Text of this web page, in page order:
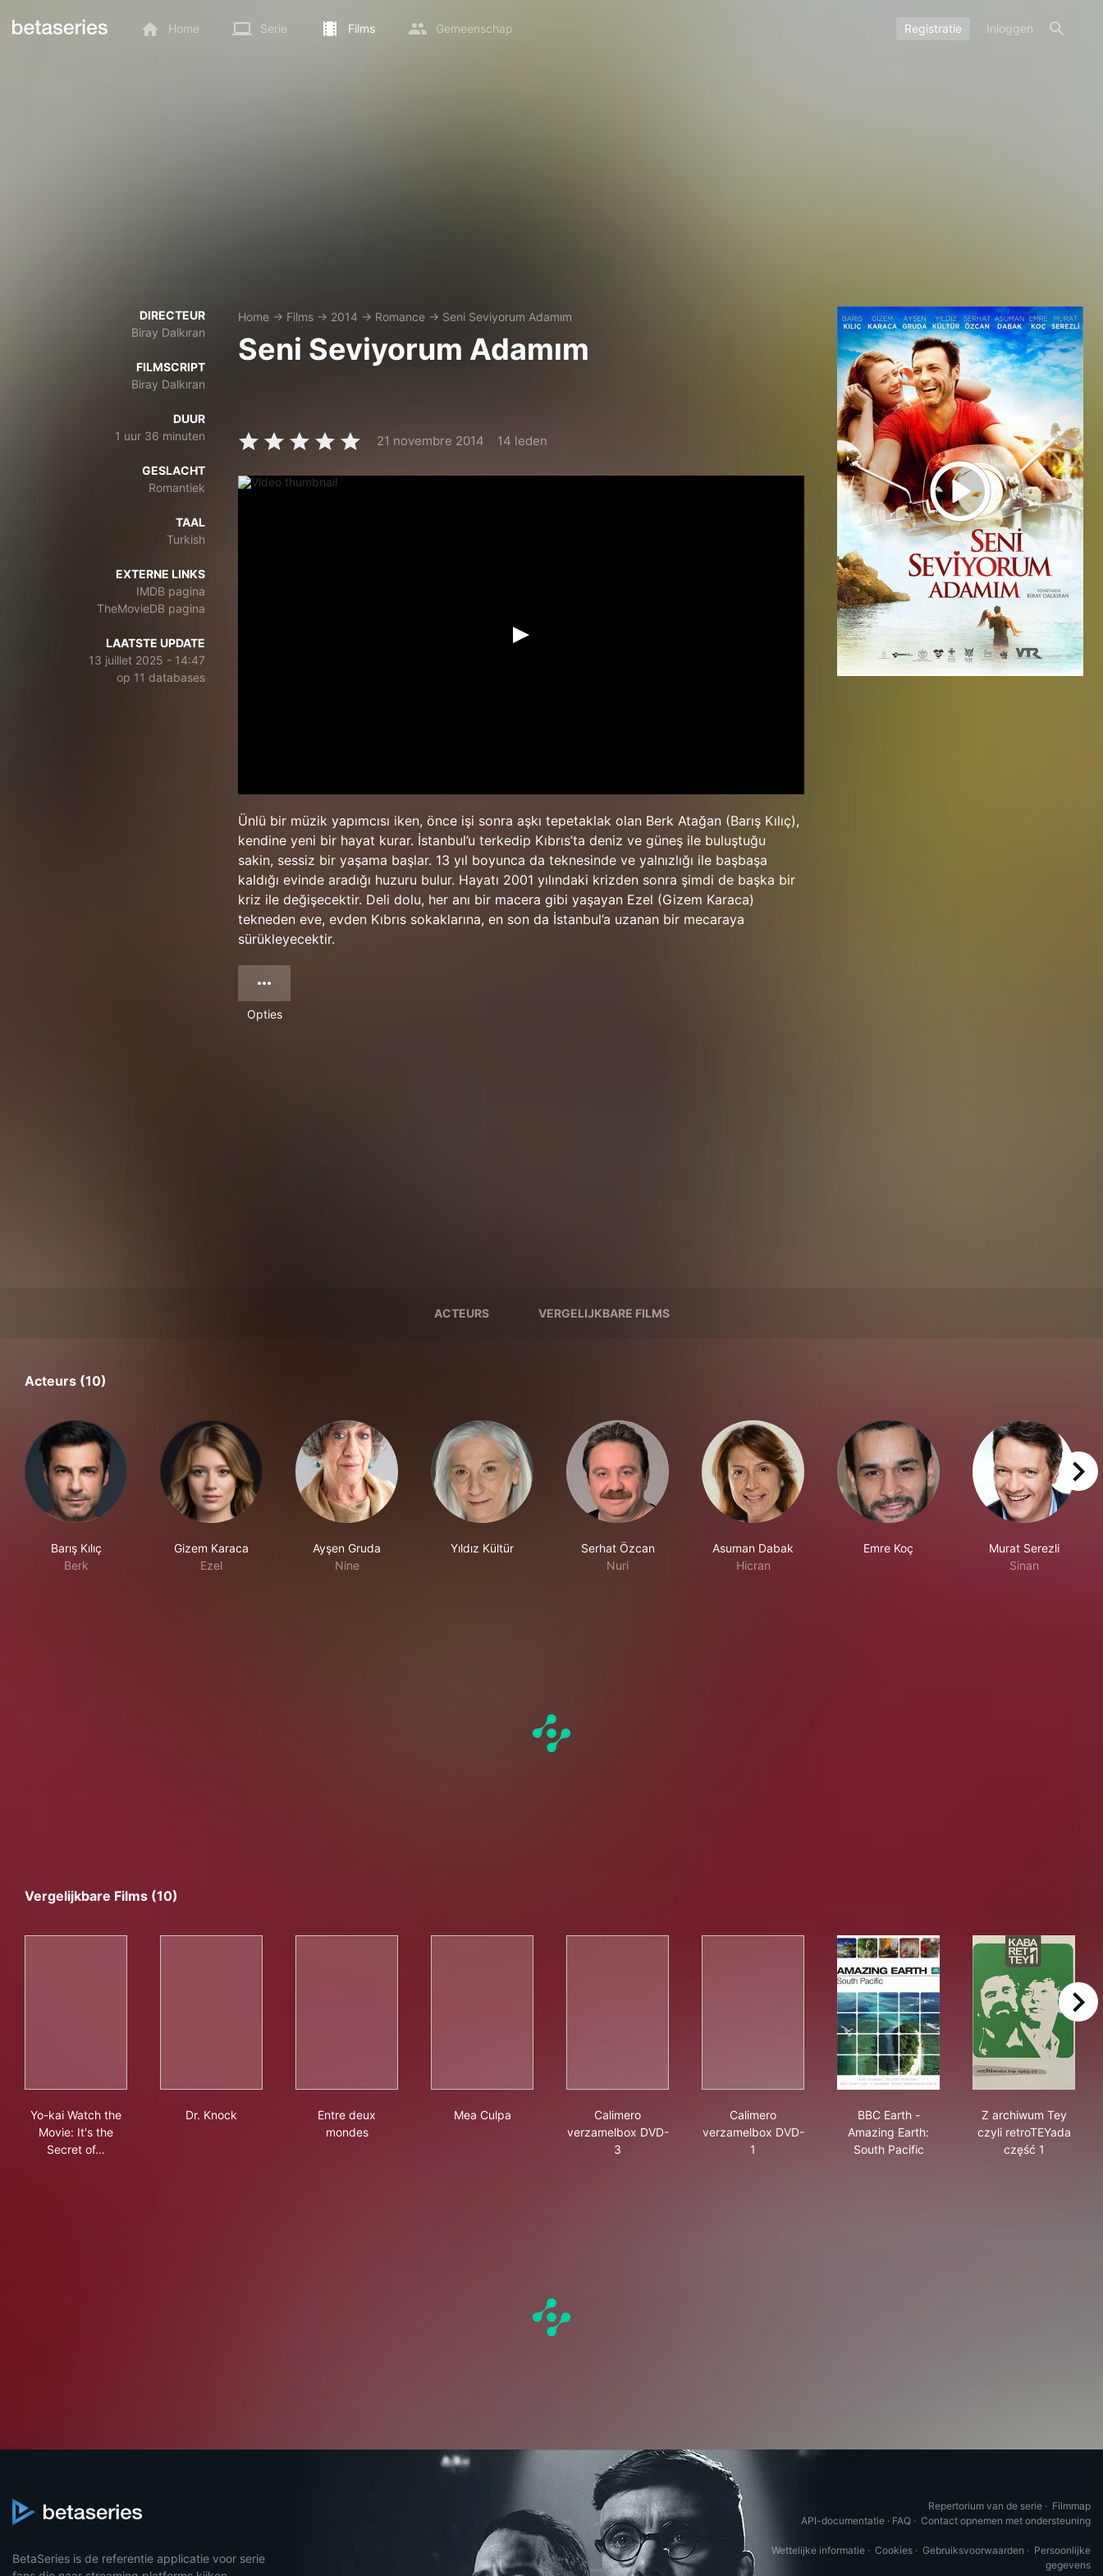
Home Serie Films Gemeenschap Registratie Inloggen
DIRECTEUR
Biray Dalkıran
FILMSCRIPT
Biray Dalkıran
DUUR
1 uur 36 minuten
GESLACHT
Romantiek
TAAL
Turkish
EXTERNE LINKS
IMDB pagina
TheMovieDB pagina
LAATSTE UPDATE
13 juillet 2025 - 14:47
op 11 databases
Home → Films → 2014 → Romance → Seni Seviyorum Adamım
Seni Seviyorum Adamım
21 novembre 2014 14 leden
Ünlü bir müzik yapımcısı iken, önce işi sonra aşkı tepetaklak olan Berk Atağan (Barış Kılıç),
kendine yeni bir hayat kurar. İstanbul’u terkedip Kıbrıs’ta deniz ve güneş ile buluştuğu
sakin, sessiz bir yaşama başlar. 13 yıl boyunca da teknesinde ve yalnızlığı ile başbaşa
kaldığı evinde aradığı huzuru bulur. Hayatı 2001 yılındaki krizden sonra şimdi de başka bir
kriz ile değişecektir. Deli dolu, her anı bir macera gibi yaşayan Ezel (Gizem Karaca)
tekneden eve, evden Kıbrıs sokaklarına, en son da İstanbul’a uzanan bir mecaraya
sürükleyecektir.
Opties
ACTEURS VERGELIJKBARE FILMS
Acteurs (10)
Barış Kılıç
Berk
Gizem Karaca
Ezel
Ayşen Gruda
Nine
Yıldız Kültür
Serhat Özcan
Nuri
Asuman Dabak
Hicran
Emre Koç
Murat Serezli
Sinan
right
Vergelijkbare Films (10)
Yo-kai Watch the
Movie: It's the
Secret of…
Dr. Knock
Entre deux
mondes
Mea Culpa
Calimero
verzamelbox DVD-
3
Calimero
verzamelbox DVD-
1
BBC Earth -
Amazing Earth:
South Pacific
Z archiwum Tey
czyli retroTEYada
część 1
right
BetaSeries is de referentie applicatie voor serie
Repertorium van de serie · Filmmap
API-documentatie · FAQ · Contact opnemen met ondersteuning
Wettelijke informatie · Cookies · Gebruiksvoorwaarden · Persoonlijke
gegevens